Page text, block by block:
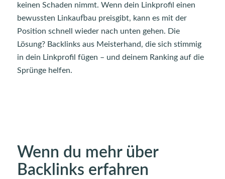
keinen Schaden nimmt. Wenn dein Linkprofil einen
bewussten Linkaufbau preisgibt, kann es mit der
Position schnell wieder nach unten gehen. Die
Lösung? Backlinks aus Meisterhand, die sich stimmig
in dein Linkprofil fügen – und deinem Ranking auf die
Sprünge helfen.
Wenn du mehr über
Backlinks erfahren